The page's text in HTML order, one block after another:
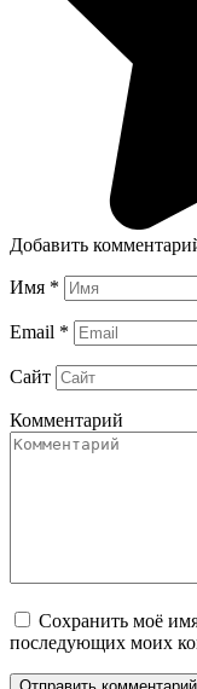
Добавить
Имя *
Email *
Сайт
Комментарий
Сохранить моё
последующих моих